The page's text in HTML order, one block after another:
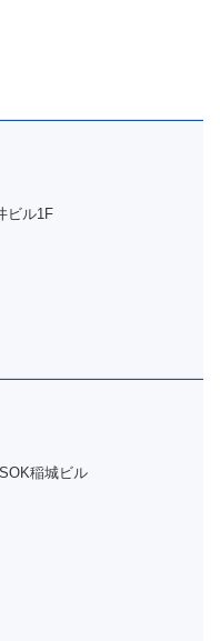
ビル1F
稲城ビル